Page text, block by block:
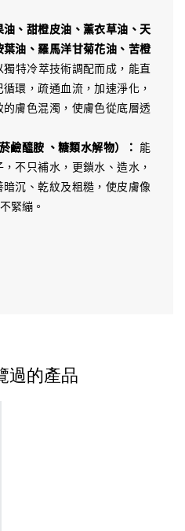
、甜橙皮油、薰衣草油、天
油、羅馬洋甘菊花油、苦橙
特冷萃技術調配而成，能直
環，疏通血流，加速淨化，
膚色混濁，使膚色從底層透
鹼醯胺 、糖類水解物）： 能
不只補水，更鎖水、造水，
沉、乾紋及粗糙，使皮膚像
緊繃。
過的產品